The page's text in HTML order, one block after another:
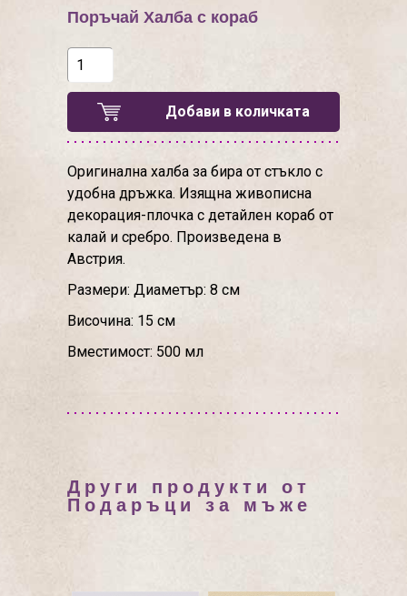
Поръчай Халба с кораб
Добави в количката
Оригинална халба за бира от стъкло с
удобна дръжка. Изящна живописна
декорация-плочка с детайлен кораб от
калай и сребро. Произведена в
Австрия.
Размери: Диаметър: 8 см
Височина: 15 см
Вместимост: 500 мл
Други продукти от
Подаръци за мъже